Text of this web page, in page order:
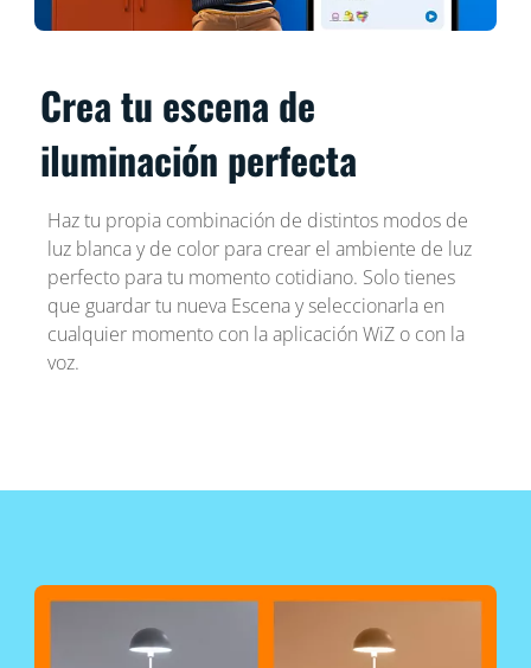
Crea tu escena de
iluminación perfecta
Haz tu propia combinación de distintos modos de
luz blanca y de color para crear el ambiente de luz
perfecto para tu momento cotidiano. Solo tienes
que guardar tu nueva Escena y seleccionarla en
cualquier momento con la aplicación WiZ o con la
voz.